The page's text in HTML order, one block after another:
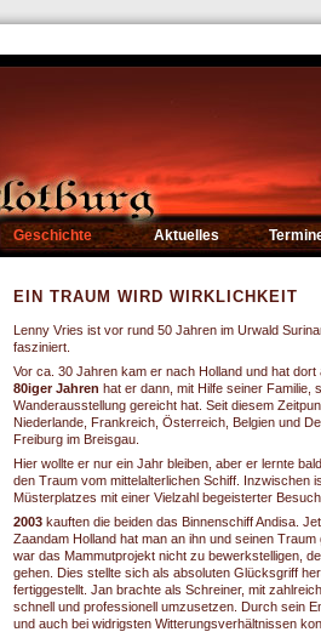
Geschichte Aktuelles
EIN TRAUM WIRD WIRKLICHKEIT
Lenny Vries ist vor rund 50 Jahren im Urwald
fasziniert.
Vor ca. 30 Jahren kam er nach Holland und hat
80iger Jahren hat er dann, mit Hilfe seiner
Wanderausstellung gereicht hat. Seit diesem
Niederlande, Frankreich, Österreich, Belgien und
Freiburg im Breisgau.
Hier wollte er nur ein Jahr bleiben, aber er lernte
den Traum vom mittelalterlichen Schiff. Inzwischen
Müsterplatzes mit einer Vielzahl begeisterter
2003 kauften die beiden das Binnenschiff Andisa.
Zaandam Holland hat man an ihn und seinen
war das Mammutprojekt nicht zu bewerkstelligen,
gehen. Dies stellte sich als absoluten Glücksgriff
fertiggestellt. Jan brachte als Schreiner, mit
schnell und professionell umzusetzen. Durch sein
und auch bei widrigsten Witterungsverhältnissen